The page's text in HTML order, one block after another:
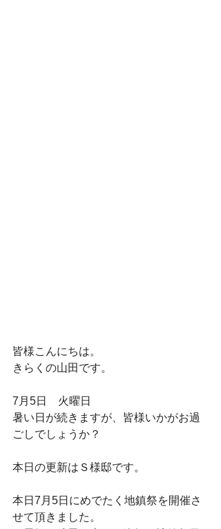
皆様こんにちは。
きらくの山田です。
7月5日　火曜日
暑い日が続きますが、皆様いかがお過
ごしでしょうか？
本日の更新はＳ様邸です。
本日7月5日にめでたく地鎮祭を開催さ
せて頂きました。